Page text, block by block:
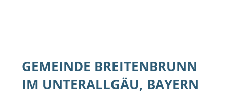
GEMEINDE BREITENBRUNN
IM UNTERALLGÄU, BAYERN